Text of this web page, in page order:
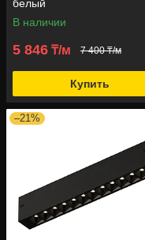
белый
В наличии
5 846 ₸/м 7 400 ₸/м
Купить
–21%